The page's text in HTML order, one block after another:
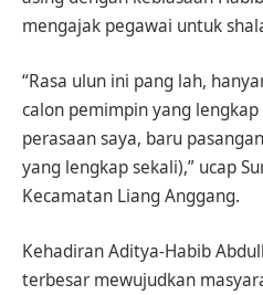
mengajak pegawai untuk
“Rasa ulun ini pang lah,
calon pemimpin yang
perasaan saya, baru
yang lengkap sekali),” ucap
Kecamatan Liang Anggang.
Kehadiran Aditya-Habib
terbesar mewujudkan